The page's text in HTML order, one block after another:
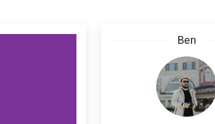
Ben